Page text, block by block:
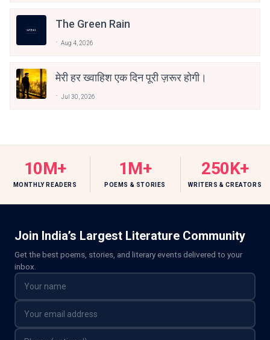
The Green Rain
Aug 4, 2026
मेरी हर ख्वाहिश एक दिन पूरी ज़रूर होगी।
Jul 30, 2026
10M+
MONTHLY READERS
1M+
POEMS & STORIES
250K+
WRITERS & CREATORS
Join India’s Largest Literature Community
Get the best poems, stories, and literary events delivered to your
inbox.